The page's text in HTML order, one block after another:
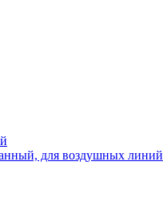
для воздушных линий